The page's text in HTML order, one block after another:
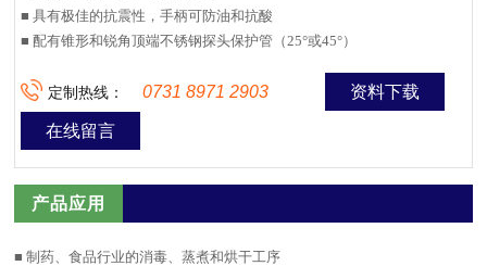
■ 具有极佳的抗震性，手柄可防油和抗酸
■ 配有锥形和锐角顶端不锈钢探头保护管（25°或45°）
定制热线： 0731 8971 2903 资料下载
在线留言
产品应用
■ 制药、食品行业的消毒、蒸煮和烘干工序